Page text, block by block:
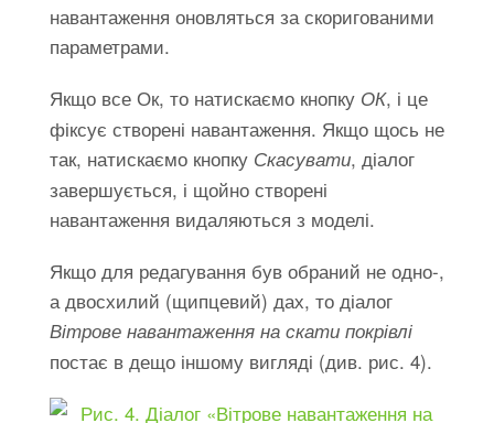
навантаження оновляться за скоригованими
параметрами.
Якщо все Ок, то натискаємо кнопку ОК, і це
фіксує створені навантаження. Якщо щось не
так, натискаємо кнопку Скасувати, діалог
завершується, і щойно створені
навантаження видаляються з моделі.
Якщо для редагування був обраний не одно-,
а двосхилий (щипцевий) дах, то діалог
Вітрове навантаження на скати покрівлі
постає в дещо іншому вигляді (див. рис. 4).